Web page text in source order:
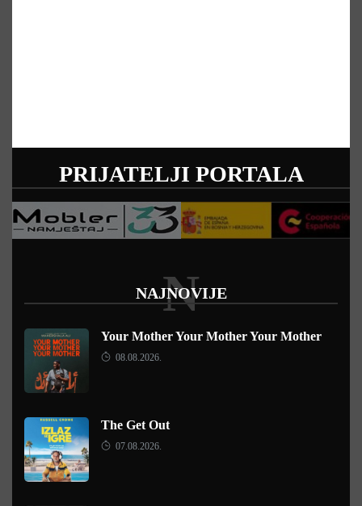
PRIJATELJI PORTALA
NAJNOVIJE
N
Your Mother Your Mother Your Mother
08.08.2026.
The Get Out
07.08.2026.